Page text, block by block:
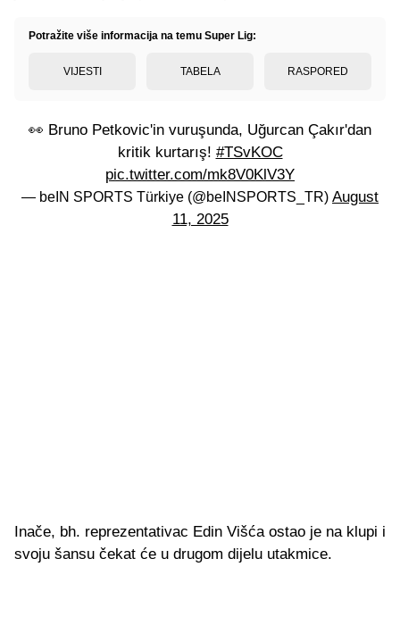
Potražite više informacija na temu Super Lig:
VIJESTI TABELA RASPORED
👀 Bruno Petkovic'in vuruşunda, Uğurcan Çakır'dan
kritik kurtarış! #TSvKOC
pic.twitter.com/mk8V0KlV3Y
— beIN SPORTS Türkiye (@beINSPORTS_TR) August
11, 2025
Inače, bh. reprezentativac Edin Višća ostao je na klupi i
svoju šansu čekat će u drugom dijelu utakmice.